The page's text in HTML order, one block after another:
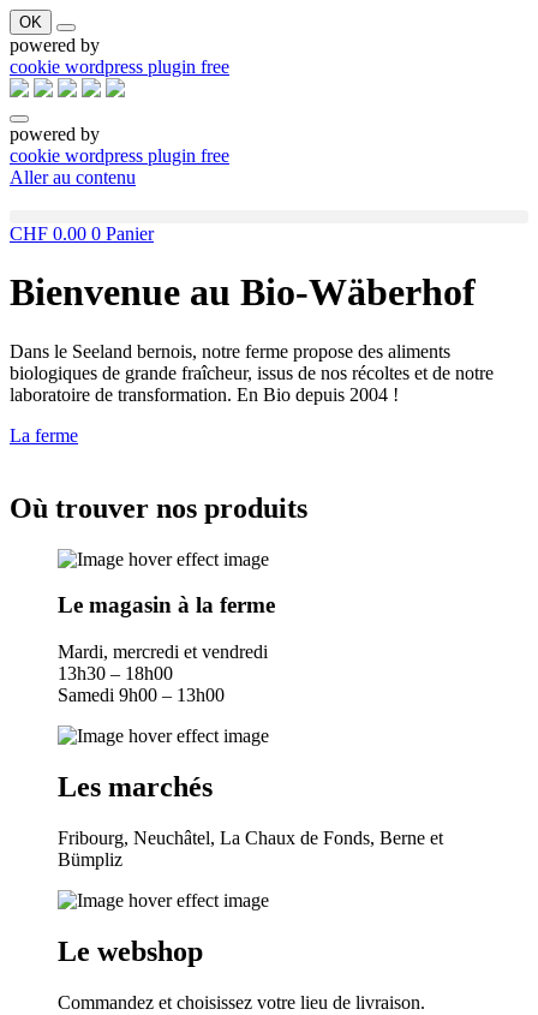
OK
powered by
cookie wordpress plugin free
powered by
cookie wordpress plugin free
Aller au contenu
CHF 0.00 0 Panier
Bienvenue au Bio-Wäberhof
Dans le Seeland bernois, notre ferme propose des aliments
biologiques de grande fraîcheur, issus de nos récoltes et de notre
laboratoire de transformation. En Bio depuis 2004 !
La ferme
Où trouver nos produits
Le magasin à la ferme
Mardi, mercredi et vendredi
13h30 – 18h00
Samedi 9h00 – 13h00​
Les marchés
Fribourg, Neuchâtel, La Chaux de Fonds, Berne et
Bümpliz​
Le webshop
Commandez et choisissez votre lieu de livraison.